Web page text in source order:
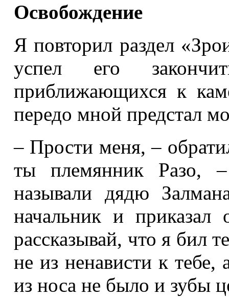
Освобождение
Я повторил раздел
успел его
приближающихся к
передо мной предстал
– Прости меня, –
ты племянник Разо,
называли дядю
начальник и приказал
рассказывай, что я бил
не из ненависти к тебе,
из носа не было и зубы